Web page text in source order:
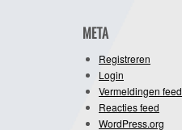
META
Registreren
Login
Vermeldingen feed
Reacties feed
WordPress.org